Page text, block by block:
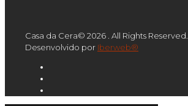
Casa da Cera© 2026 . All Rights Reserved.
Desenvolvido por Iberweb®